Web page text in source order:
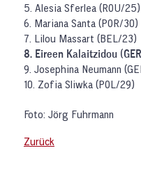
5. Alesia Sferlea (ROU/25)
6. Mariana Santa (POR/30)
7. Lilou Massart (BEL/23)
8. Eireen Kalaitzidou
9. Josephina Neumann
10. Zofia Sliwka (POL/29)
Foto: Jörg Fuhrmann
Zurück